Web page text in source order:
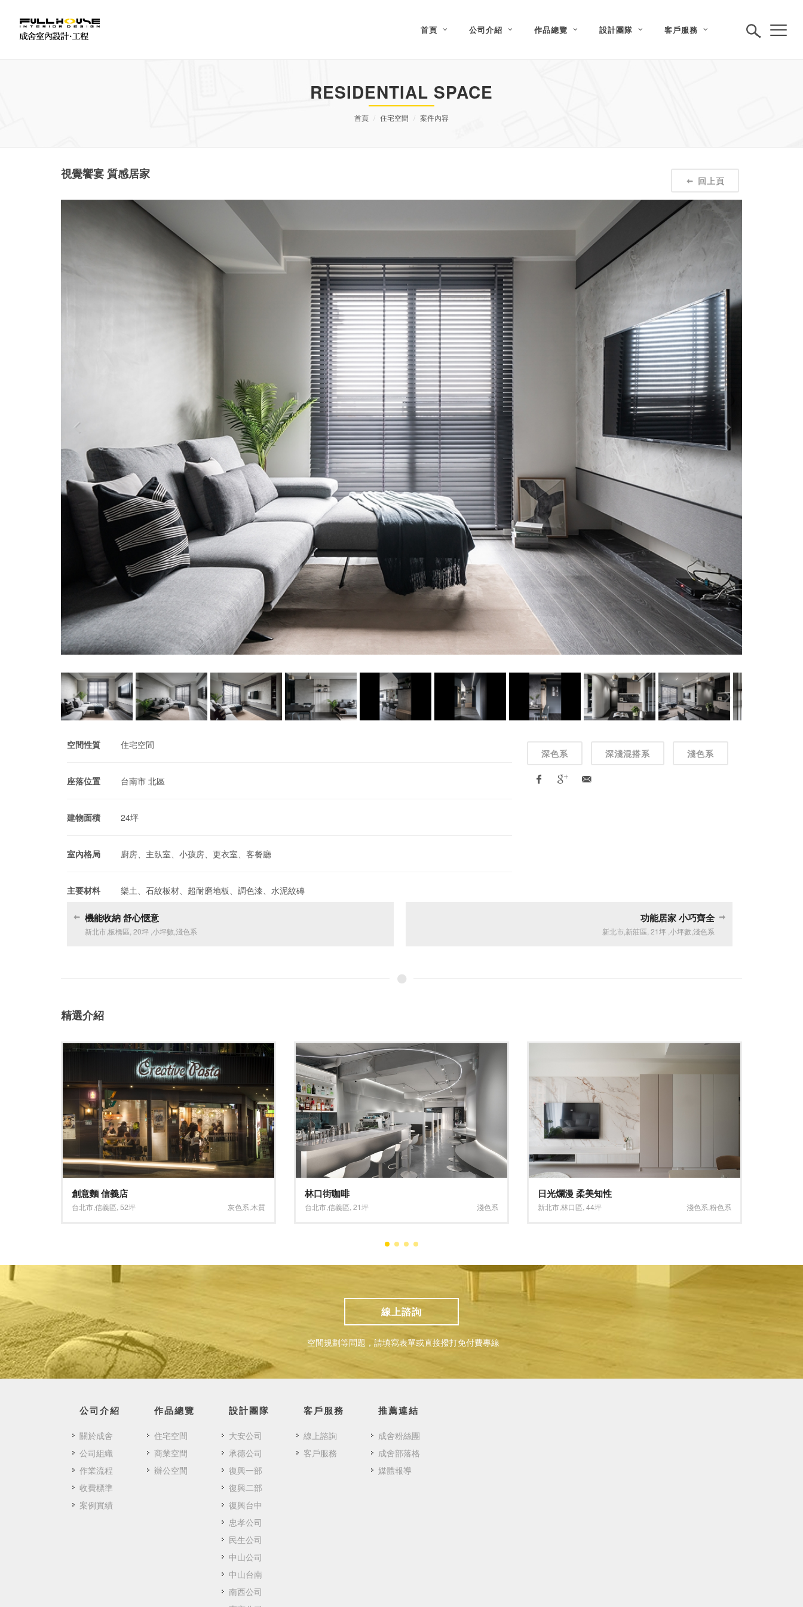
首頁 公司介紹 作品總覽 設計團隊 客戶服務
RESIDENTIAL SPACE
首頁 住宅空間 案件內容
視覺饗宴 質感居家 回上頁
空間性質 住宅空間
座落位置 台南市 北區
建物面積 24坪
室內格局 廚房、主臥室、小孩房、更衣室、客餐廳
主要材料 樂土、石紋板材、超耐磨地板、調色漆、水泥紋磚
深色系 深淺混搭系 淺色系
機能收納 舒心愜意
新北市板橋區 20坪 小坪數 淺色系
功能居家 小巧齊全
新北市 新莊區 ,21坪 ,小坪數 ,淺色系
精選介紹
林口街咖啡
台北市信義區 21坪 淺色系
日光爛漫 柔美知性
新北市林口區 44坪 粉色系
獨具匠心、品味覺醒
新北市新店區 29坪 褐色系,木質
線上諮詢
空間規劃等問題，請填寫表單或直接撥打免付費專線
公司介紹
關於成舍
公司組織
作業流程
收費標準
案例實績
作品總覽
住宅空間
商業空間
辦公空間
設計團隊
大安公司
承德公司
復興一部
復興二部
復興台中
忠孝公司
民生公司
中山公司
中山台南
南西公司
客戶服務
線上諮詢
客戶服務
推薦連結
成舍粉絲團
成舍部落格
媒體報導